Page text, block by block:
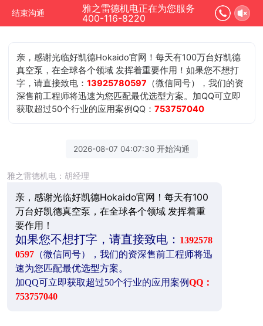
结束沟通
雅之雷德机电正在为您服务
400-116-8220
亲，感谢光临好凯德Hokaido官网！每天有100万台好凯德
真空泵，在全球各个领域 发挥着重要作用！如果您不想打
字，请直接致电：13925780597 （微信同号），我们的资
深售前工程师将迅速为您匹配最优选型方案。加QQ可立即
获取超过50个行业的应用案例QQ：753757040
2026-08-07 04:07:30 开始沟通
雅之雷德机电：胡经理
亲，感谢光临好凯德Hokaido官网！每天有100
万台好凯德真空泵，在全球各个领域 发挥着重
要作用！
如果您不想打字，请直接致电： 1392578
0597（微信同号）
，我们的资深售前工程师将迅
速为您匹配最优选型方案。
加QQ可立即获取超过50个行业的应用案例QQ：
753757040